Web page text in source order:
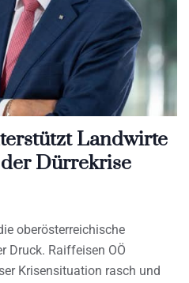
Landwirte
Dürrekrise
oberösterreichische
Druck. Raiffeisen OÖ
Krisensituation rasch und